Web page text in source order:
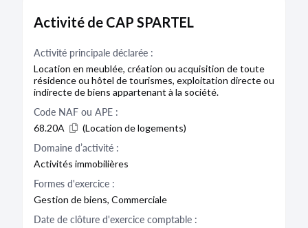
Activité de CAP SPARTEL
Activité principale déclarée :
Location en meublée, création ou acquisition de toute
résidence ou hôtel de tourismes, exploitation directe ou
indirecte de biens appartenant à la société.
Code NAF ou APE :
68.20A
(Location de logements)
Domaine d’activité :
Activités immobilières
Formes d'exercice :
Gestion de biens, Commerciale
Date de clôture d'exercice comptable :